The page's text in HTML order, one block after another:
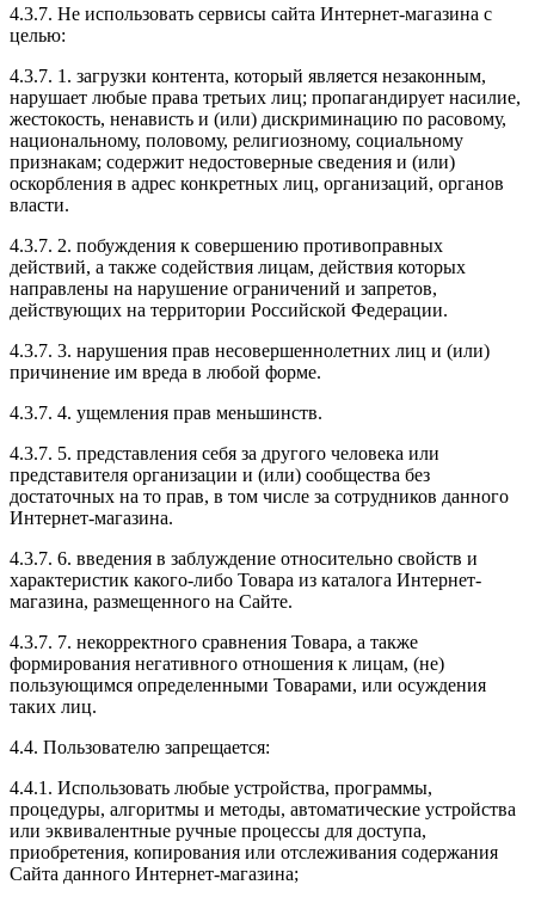
4.3.7. Не использовать сервисы сайта Интернет-магазина с
целью:
4.3.7. 1. загрузки контента, который является незаконным,
нарушает любые права третьих лиц; пропагандирует насилие,
жестокость, ненависть и (или) дискриминацию по расовому,
национальному, половому, религиозному, социальному
признакам; содержит недостоверные сведения и (или)
оскорбления в адрес конкретных лиц, организаций, органов
власти.
4.3.7. 2. побуждения к совершению противоправных
действий, а также содействия лицам, действия которых
направлены на нарушение ограничений и запретов,
действующих на территории Российской Федерации.
4.3.7. 3. нарушения прав несовершеннолетних лиц и (или)
причинение им вреда в любой форме.
4.3.7. 4. ущемления прав меньшинств.
4.3.7. 5. представления себя за другого человека или
представителя организации и (или) сообщества без
достаточных на то прав, в том числе за сотрудников данного
Интернет-магазина.
4.3.7. 6. введения в заблуждение относительно свойств и
характеристик какого-либо Товара из каталога Интернет-
магазина, размещенного на Сайте.
4.3.7. 7. некорректного сравнения Товара, а также
формирования негативного отношения к лицам, (не)
пользующимся определенными Товарами, или осуждения
таких лиц.
4.4. Пользователю запрещается:
4.4.1. Использовать любые устройства, программы,
процедуры, алгоритмы и методы, автоматические устройства
или эквивалентные ручные процессы для доступа,
приобретения, копирования или отслеживания содержания
Сайта данного Интернет-магазина;